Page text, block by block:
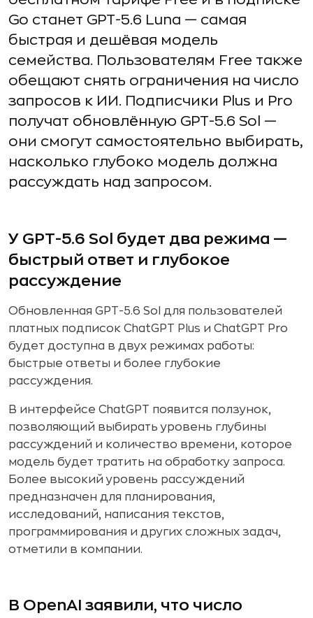
Go станет GPT-5.6 Luna — самая
быстрая и дешёвая модель
семейства. Пользователям Free также
обещают снять ограничения на число
запросов к ИИ. Подписчики Plus и Pro
получат обновлённую GPT-5.6 Sol —
они смогут самостоятельно выбирать,
насколько глубоко модель должна
рассуждать над запросом.
У GPT-5.6 Sol будет два режима —
быстрый ответ и глубокое
рассуждение
Обновленная GPT-5.6 Sol для пользователей
платных подписок ChatGPT Plus и ChatGPT Pro
будет доступна в двух режимах работы:
быстрые ответы и более глубокие
рассуждения.
В интерфейсе ChatGPT появится ползунок,
позволяющий выбирать уровень глубины
рассуждений и количество времени, которое
модель будет тратить на обработку запроса.
Более высокий уровень рассуждений
предназначен для планирования,
исследований, написания текстов,
программирования и других сложных задач,
отметили в компании.
В OpenAI заявили, что число